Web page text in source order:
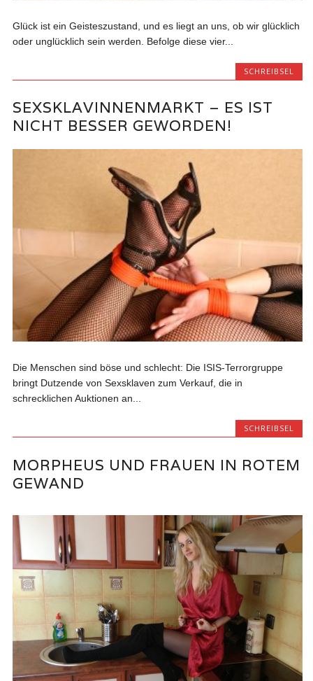
Glück ist ein Geisteszustand, und es liegt an uns, ob wir glücklich
oder unglücklich sein werden. Befolge diese vier...
SCHREIBSEL
SEXSKLAVINNENMARKT – ES IST
NICHT BESSER GEWORDEN!
Die Menschen sind böse und schlecht: Die ISIS-Terrorgruppe
bringt Dutzende von Sexsklaven zum Verkauf, die in
schrecklichen Auktionen an...
SCHREIBSEL
MORPHEUS UND FRAUEN IN ROTEM
GEWAND